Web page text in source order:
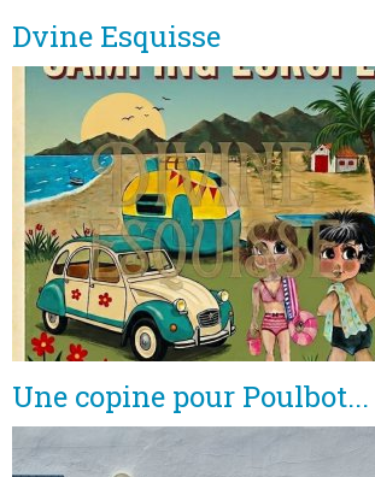
Dvine Esquisse
Une copine pour Poulbot...